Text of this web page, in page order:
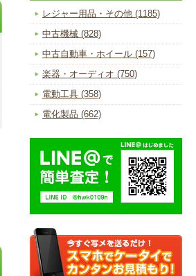
レジャー用品・その他 (1185)
中古機械 (828)
中古自動車・ホイール (157)
楽器・オーディオ (750)
電動工具 (358)
電化製品 (662)